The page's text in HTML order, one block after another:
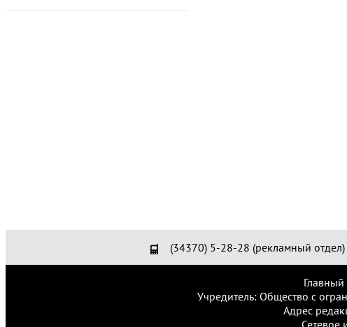
(34370) 5-28-28 (рекламный отдел)
Учредитель: Общество с
Адрес